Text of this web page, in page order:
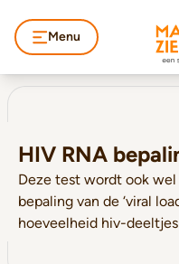
Menu
HIV RNA
Deze test wordt ook wel
bepaling van de ‘viral
hoeveelheid hiv-